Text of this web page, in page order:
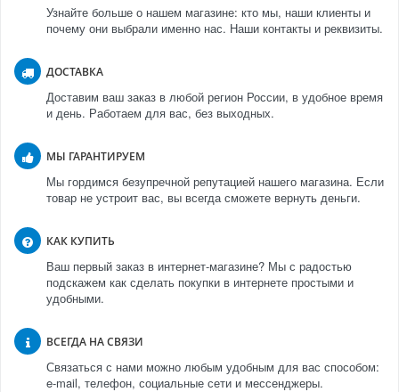
Узнайте больше о нашем магазине: кто мы, наши клиенты и
почему они выбрали именно нас. Наши контакты и реквизиты.
ДОСТАВКА
Доставим ваш заказ в любой регион России, в удобное время
и день. Работаем для вас, без выходных.
МЫ ГАРАНТИРУЕМ
Мы гордимся безупречной репутацией нашего магазина. Если
товар не устроит вас, вы всегда сможете вернуть деньги.
КАК КУПИТЬ
Ваш первый заказ в интернет-магазине? Мы с радостью
подскажем как сделать покупки в интернете простыми и
удобными.
ВСЕГДА НА СВЯЗИ
Связаться с нами можно любым удобным для вас способом:
e-mail, телефон, социальные сети и мессенджеры.